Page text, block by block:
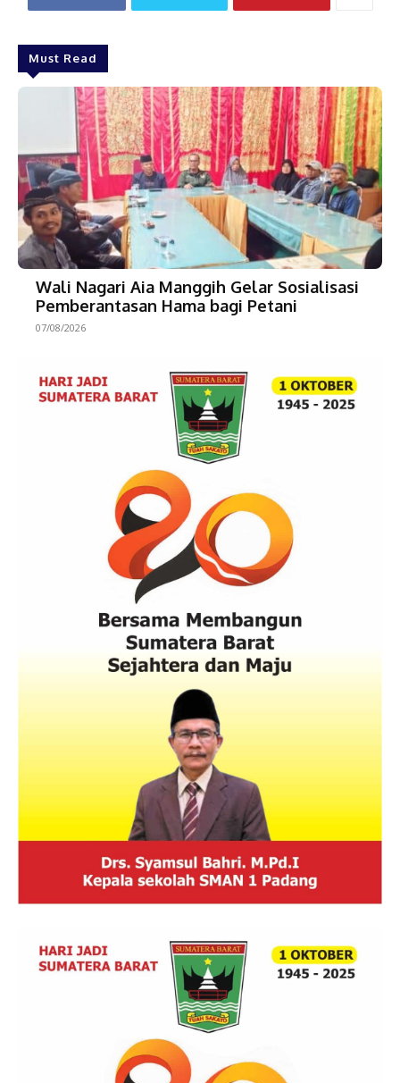
Must Read
Wali Nagari Aia Manggih Gelar Sosialisasi
Pemberantasan Hama bagi Petani
07/08/2026